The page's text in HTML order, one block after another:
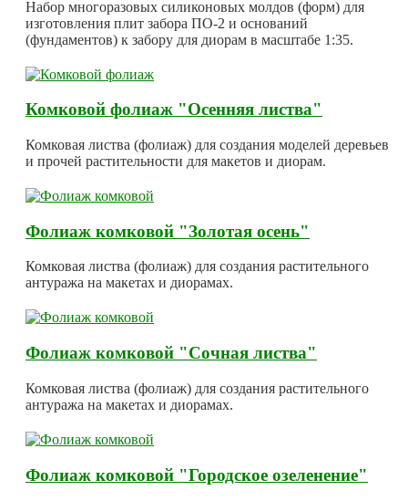
Набор многоразовых силиконовых молдов (форм) для
изготовления плит забора ПО-2 и оснований
(фундаментов) к забору для диорам в масштабе 1:35.
Комковой фолиаж "Осенняя листва"
Комковая листва (фолиаж) для создания моделей деревьев
и прочей растительности для макетов и диорам.
Фолиаж комковой "Золотая осень"
Комковая листва (фолиаж) для создания растительного
антуража на макетах и диорамах.
Фолиаж комковой "Сочная листва"
Комковая листва (фолиаж) для создания растительного
антуража на макетах и диорамах.
Фолиаж комковой "Городское озеленение"